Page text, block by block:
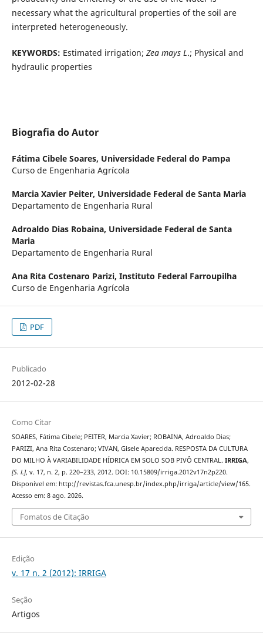
necessary what the agricultural properties of the soil are
interpreted heterogeneously.
KEYWORDS: Estimated irrigation; Zea mays L.; Physical and
hydraulic properties
Biografia do Autor
Fátima Cibele Soares, Universidade Federal do Pampa
Curso de Engenharia Agrícola
Marcia Xavier Peiter, Universidade Federal de Santa Maria
Departamento de Engenharia Rural
Adroaldo Dias Robaina, Universidade Federal de Santa
Maria
Departamento de Engenharia Rural
Ana Rita Costenaro Parizi, Instituto Federal Farroupilha
Curso de Engenharia Agrícola
PDF
Publicado
2012-02-28
Como Citar
SOARES, Fátima Cibele; PEITER, Marcia Xavier; ROBAINA, Adroaldo Dias;
PARIZI, Ana Rita Costenaro; VIVAN, Gisele Aparecida. RESPOSTA DA CULTURA
DO MILHO À VARIABILIDADE HÍDRICA EM SOLO SOB PIVÔ CENTRAL. IRRIGA,
[S. l.], v. 17, n. 2, p. 220–233, 2012. DOI: 10.15809/irriga.2012v17n2p220.
Disponível em: http://revistas.fca.unesp.br/index.php/irriga/article/view/165.
Acesso em: 8 ago. 2026.
Fomatos de Citação
Edição
v. 17 n. 2 (2012): IRRIGA
Seção
Artigos